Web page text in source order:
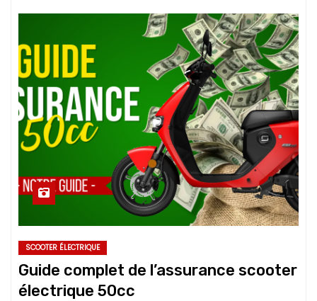
SCOOTER ÉLECTRIQUE
Guide complet de l’assurance scooter
électrique 50cc